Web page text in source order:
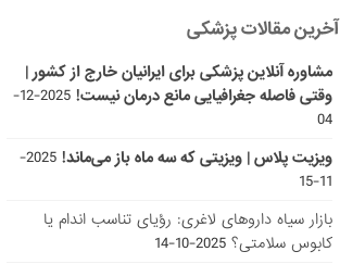
آخرین مقالات پزشکی
مشاوره آنلاین پزشکی برای ایرانیان خارج از کشور |
وقتی فاصله جغرافیایی مانع درمان نیست!
2025-12-
04
ویزیت پلاس | ویزیتی که سه ماه باز می‌ماند!
2025-
11-15
بازار سیاه داروهای لاغری: رؤیای تناسب اندام یا
کابوس سلامتی؟ 2025-10-14